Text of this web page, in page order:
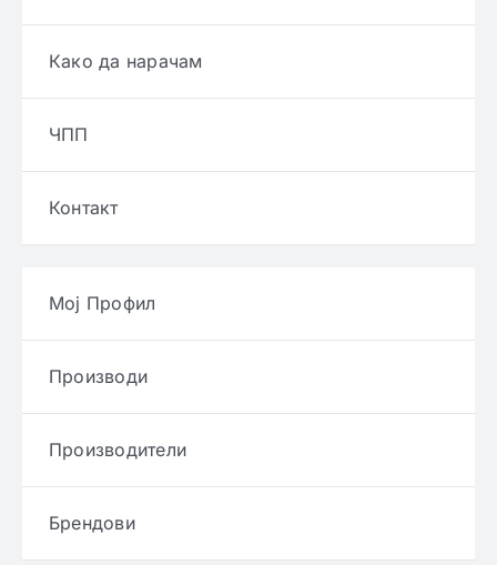
Како да нарачам
ЧПП
Контакт
Мој Профил
Производи
Производители
Брендови